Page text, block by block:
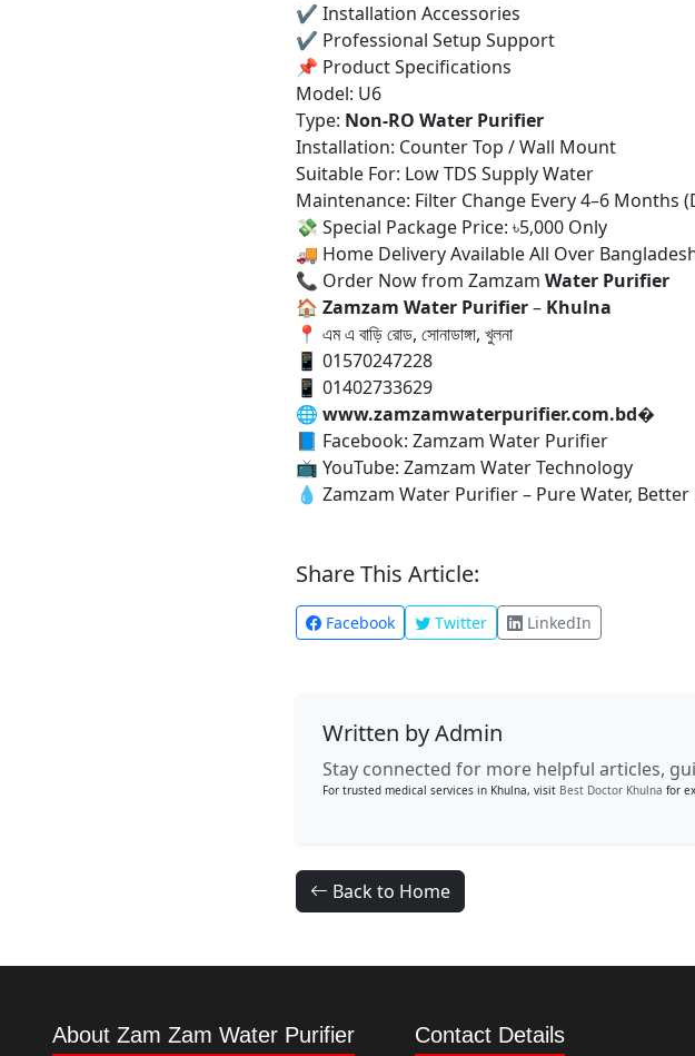
✔️ Installation Accessories
✔️ Professional Setup Support
📌 Product Specifications
Model: U6
Type: Non-RO Water Purifier
Installation: Counter Top / Wall Mount
Suitable For: Low TDS Supply Water
Maintenance: Filter Change Every 4–6 Months
💸 Special Package Price: ৳5,000 Only
🚚 Home Delivery Available All Over
📞 Order Now from Zamzam Water Purifier
🏠 Zamzam Water Purifier– Khulna
📍 এম এ বাড়ি রোড, সোনাডাঙ্গা, খুলনা
📱 01570247228
📱 01402733629
🌐 www.zamzamwaterpurifier.com.bd⁠�
📘 Facebook: Zamzam Water Purifier
📺 YouTube: Zamzam Water Technology
💧 Zamzam Water Purifier – Pure Water, Better
Share This Article:
Facebook Twitter LinkedIn
Written by Admin
Stay connected for more helpful articles,
For trusted medical services in Khulna, visit Best Doctor Khulna for
Back to Home
About Zam Zam Water Purifier Contact Details